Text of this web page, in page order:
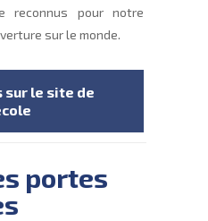
reconnus pour notre
sur le monde.
sur le site de
portes